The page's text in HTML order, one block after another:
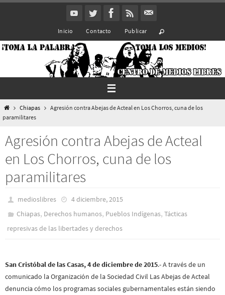
Inicio Contacto Publicar
InicioChiapas
Agresión contra Abejas de Acteal en Los Chorros, cuna de los
paramilitares
Agresión contra Abejas de Acteal
en Los Chorros, cuna de los
paramilitares
medioslibres
4 diciembre, 2015
Chiapas, Derechos humanos, Pueblos Indí­genas,Tácticas
represivas de las libertades y derechos
San Cristóbal de las Casas, 4 de diciembre de 2015.- A través de un
comunicado la Organización de la Sociedad Civil Las Abejas de Acteal
denuncia cómo los programas sociales gubernamentales están siendo